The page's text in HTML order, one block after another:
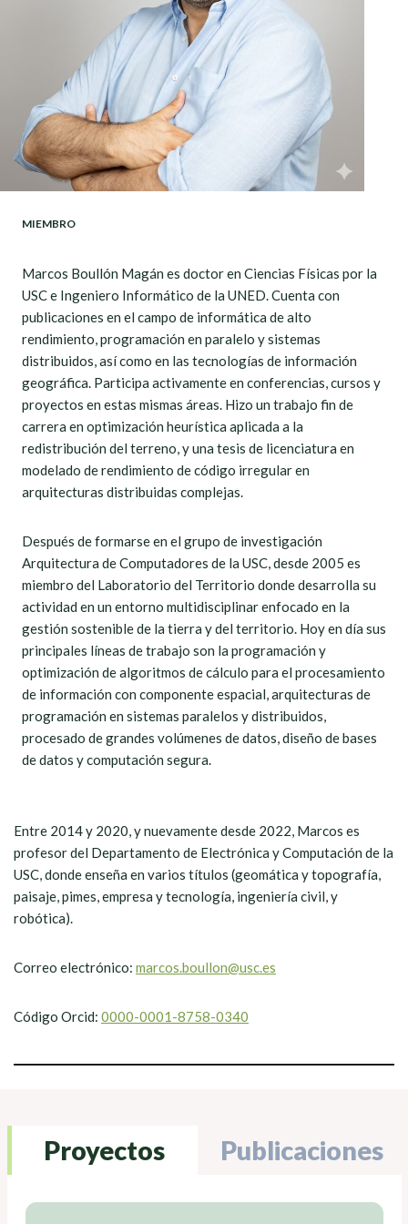
MIEMBRO
Marcos Boullón Magán es doctor en Ciencias Físicas por la
USC e Ingeniero Informático de la UNED. Cuenta con
publicaciones en el campo de informática de alto
rendimiento, programación en paralelo y sistemas
distribuidos, así como en las tecnologías de información
geográfica. Participa activamente en conferencias, cursos y
proyectos en estas mismas áreas. Hizo un trabajo fin de
carrera en optimización heurística aplicada a la
redistribución del terreno, y una tesis de licenciatura en
modelado de rendimiento de código irregular en
arquitecturas distribuidas complejas.
Después de formarse en el grupo de investigación
Arquitectura de Computadores de la USC, desde 2005 es
miembro del Laboratorio del Territorio donde desarrolla su
actividad en un entorno multidisciplinar enfocado en la
gestión sostenible de la tierra y del territorio. Hoy en día sus
principales líneas de trabajo son la programación y
optimización de algoritmos de cálculo para el procesamiento
de información con componente espacial, arquitecturas de
programación en sistemas paralelos y distribuidos,
procesado de grandes volúmenes de datos, diseño de bases
de datos y computación segura.
Entre 2014 y 2020, y nuevamente desde 2022, Marcos es
profesor del Departamento de Electrónica y Computación de la
USC, donde enseña en varios títulos (geomática y topografía,
paisaje, pimes, empresa y tecnología, ingeniería civil, y
robótica).
Correo electrónico: marcos.boullon@usc.es
Código Orcid: 0000-0001-8758-0340
Proyectos Publicaciones